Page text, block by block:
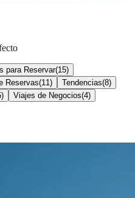
para Reservar(15)
Reservas(11 ) Tendencias(8)
) Viajes de Negocios(4)